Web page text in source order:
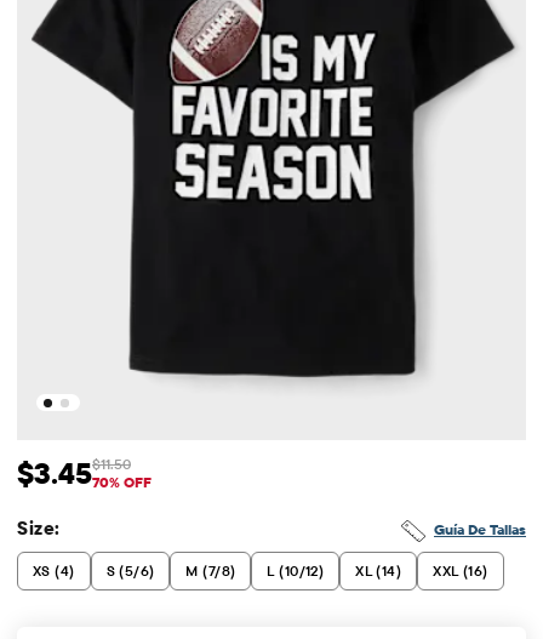
Precio de venta: $3.45
$3.45 Precio original: $11.5
$11.50
70% OFF
Guía De Tallas
Size:
XS (4) S (5/6) M (7/8) L (10/12) XL (14) XXL (16)